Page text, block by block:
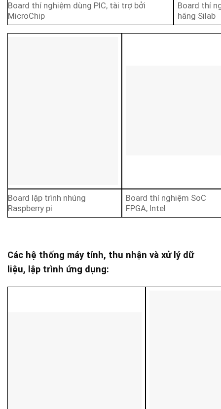
Board thí nghiệm dùng PIC, tài trợ bởi
MicroChip
Board thí
hãng Silab
Board lập trình nhúng
Raspberry pi
Board thí nghiệm SoC
FPGA, Intel
Các hệ thống máy tính, thu nhận và xử lý dữ
liệu, lập trình ứng dụng: